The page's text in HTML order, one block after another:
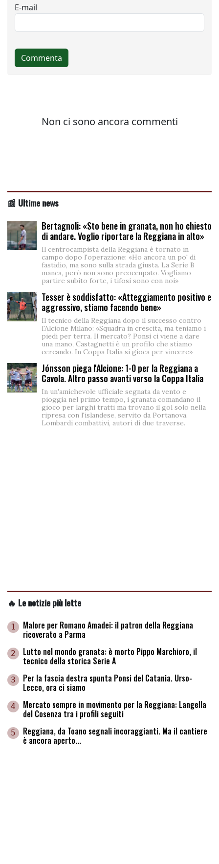
📰 Ultime news
Bertagnoli: «Sto bene in granata, non ho chiesto
di andare. Voglio riportare la Reggiana in alto»
Il centrocampista della Reggiana è tornato in
campo dopo l'operazione: «Ho ancora un po' di
fastidio, ma sono sulla strada giusta. La Serie B
manca, però non sono preoccupato. Vogliamo
partire subito forte, i tifosi sono con noi»
Tesser è soddisfatto: «Atteggiamento positivo e
aggressivo, stiamo facendo bene»
Il tecnico della Reggiana dopo il successo contro
l'Alcione Milano: «Squadra in crescita, ma teniamo i
piedi per terra. Il mercato? Ponsi ci viene a dare
una mano, Castagnetti è un profilo che stiamo
cercando. In Coppa Italia si gioca per vincere»
Jónsson piega l'Alcione: 1-0 per la Reggiana a
Cavola. Altro passo avanti verso la Coppa Italia
In un'amichevole ufficiale segnata da vento e
pioggia nel primo tempo, i granata comandano il
gioco per larghi tratti ma trovano il gol solo nella
ripresa con l'islandese, servito da Portanova.
Lombardi combattivi, autori di due traverse.
🔥 Le notizie più lette
1 Malore per Romano Amadei: il patron della Reggiana
ricoverato a Parma
2 Lutto nel mondo granata: è morto Pippo Marchioro, il
tecnico della storica Serie A
3 Per la fascia destra spunta Ponsi del Catania. Urso-
Lecco, ora ci siamo
4 Mercato sempre in movimento per la Reggiana: Langella
del Cosenza tra i profili seguiti
5 Reggiana, da Toano segnali incoraggianti. Ma il cantiere
è ancora aperto...